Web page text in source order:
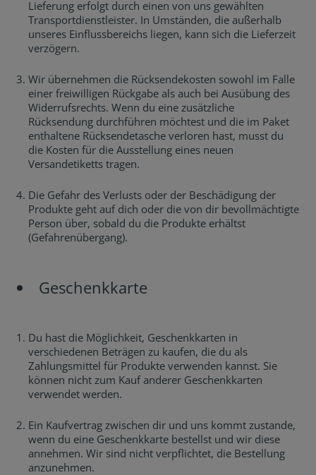
Lieferung erfolgt durch einen von uns gewählten
Transportdienstleister. In Umständen, die außerhalb
unseres Einflussbereichs liegen, kann sich die Lieferzeit
verzögern.
Wir übernehmen die Rücksendekosten sowohl im Falle
einer freiwilligen Rückgabe als auch bei Ausübung des
Widerrufsrechts. Wenn du eine zusätzliche
Rücksendung durchführen möchtest und die im Paket
enthaltene Rücksendetasche verloren hast, musst du
die Kosten für die Ausstellung eines neuen
Versandetiketts tragen.
Die Gefahr des Verlusts oder der Beschädigung der
Produkte geht auf dich oder die von dir bevollmächtigte
Person über, sobald du die Produkte erhältst
(Gefahrenübergang).
Geschenkkarte
Du hast die Möglichkeit, Geschenkkarten in
verschiedenen Beträgen zu kaufen, die du als
Zahlungsmittel für Produkte verwenden kannst. Sie
können nicht zum Kauf anderer Geschenkkarten
verwendet werden.
Ein Kaufvertrag zwischen dir und uns kommt zustande,
wenn du eine Geschenkkarte bestellst und wir diese
annehmen. Wir sind nicht verpflichtet, die Bestellung
anzunehmen.